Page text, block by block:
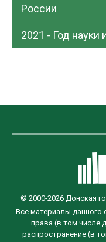
России
2021 - Год науки
© 2000-2026 Донская
Все материалы данного
права (в том числе
распространение (в